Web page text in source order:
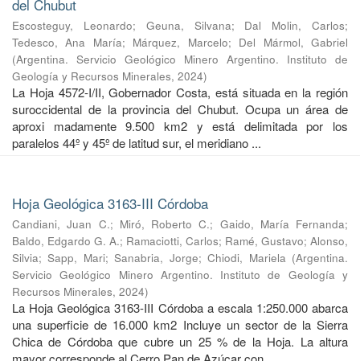
del Chubut
Escosteguy, Leonardo; Geuna, Silvana; Dal Molin, Carlos;
Tedesco, Ana María; Márquez, Marcelo; Del Mármol, Gabriel
(Argentina. Servicio Geológico Minero Argentino. Instituto de
Geología y Recursos Minerales, 2024)
La Hoja 4572-I/II, Gobernador Costa, está situada en la región
suroccidental de la provincia del Chubut. Ocupa un área de
aproxi madamente 9.500 km2 y está delimitada por los
paralelos 44º y 45º de latitud sur, el meridiano ...
Hoja Geológica 3163-III Córdoba
Candiani, Juan C.; Miró, Roberto C.; Gaido, María Fernanda;
Baldo, Edgardo G. A.; Ramaciotti, Carlos; Ramé, Gustavo; Alonso,
Silvia;Sapp, Mari;Sanabria, Jorge;Chiodi, Mariela (Argentina.
Servicio Geológico Minero Argentino. Instituto de Geología y
Recursos Minerales, 2024)
La Hoja Geológica 3163-III Córdoba a escala 1:250.000 abarca
una superficie de 16.000 km2 Incluye un sector de la Sierra
Chica de Córdoba que cubre un 25 % de la Hoja. La altura